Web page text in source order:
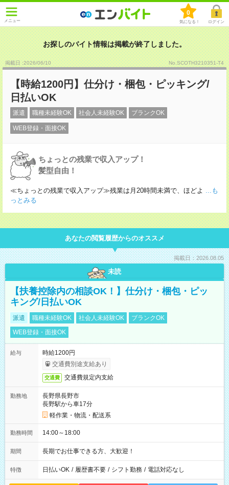
メニュー
0
気になる！ ログイン
お探しのバイト情報は掲載が終了しました。
掲載日 :2026/06/10 No.SCOTH3210351-T4
【時給1200円】仕分け・梱包・ピッキング/
日払いOK
派遣 職種未経験OK 社会人未経験OK ブランクOK
WEB登録・面接OK
ちょっとの残業で収入アップ！
髪型自由！
≪ちょっとの残業で収入アップ≫残業は月20時間未満で、ほどよ ...も
っとみる
あなたの閲覧履歴からのオススメ
掲載日：2026.08.05
未読
【扶養控除内の相談OK！】仕分け・梱包・ピッ
キング/日払いOK
派遣 職種未経験OK 社会人未経験OK
ブランクOK
WEB登録・面接OK
給与
時給1200円
交通費別途支給あり
交通費 交通費規定内支給
勤務地
長野県長野市
長野駅から車17分
軽作業・物流・配送系
勤務時間 14:00～18:00
期間 長期でお仕事できる方、大歓迎！
特徴 日払いOK / 履歴書不要 / シフト勤務 / 電話対応なし